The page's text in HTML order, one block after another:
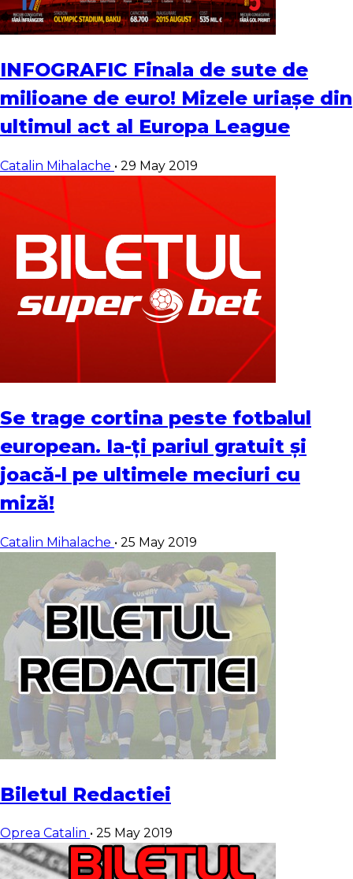
INFOGRAFIC Finala de sute de
milioane de euro! Mizele uriașe din
ultimul act al Europa League
Catalin Mihalache • 29 May 2019
Se trage cortina peste fotbalul
european. Ia-ți pariul gratuit și
joacă-l pe ultimele meciuri cu
miză!
Catalin Mihalache • 25 May 2019
Biletul Redactiei
Oprea Catalin • 25 May 2019